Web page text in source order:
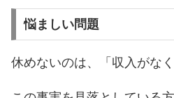
悩ましい問題
休めないのは、「収入がな